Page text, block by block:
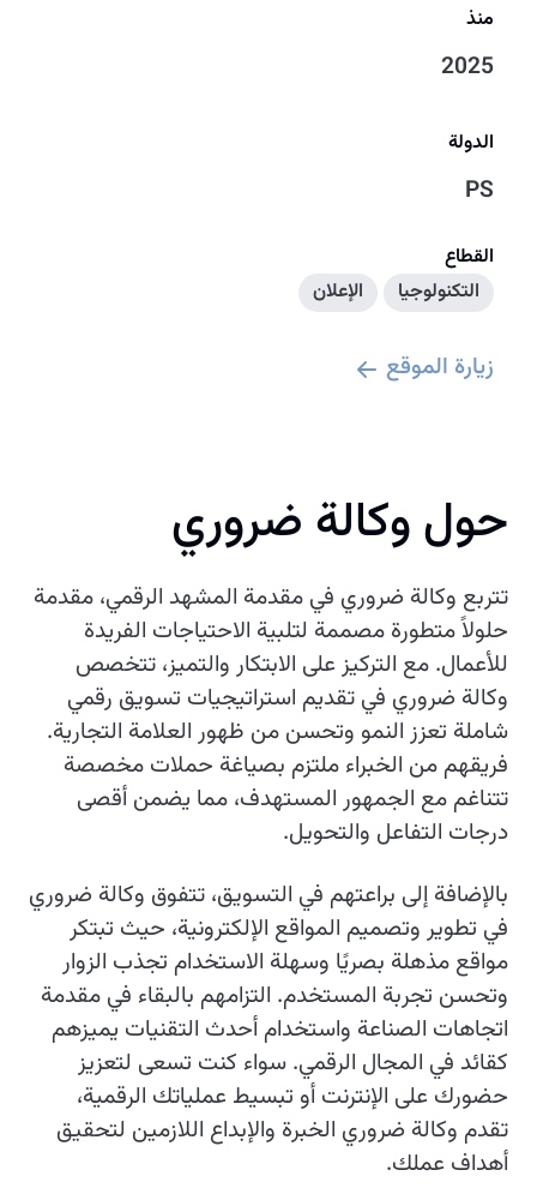
منذ
2025
الدولة
PS
القطاع
التكنولوجيا
الإعلان
زيارة الموقع
حول وكالة ضروري
تتربع وكالة ضروري في مقدمة المشهد الرقمي، مقدمة
حلولاً متطورة مصممة لتلبية الاحتياجات الفريدة
للأعمال. مع التركيز على الابتكار والتميز، تتخصص
وكالة ضروري في تقديم استراتيجيات تسويق رقمي
شاملة تعزز النمو وتحسن من ظهور العلامة التجارية.
فريقهم من الخبراء ملتزم بصياغة حملات مخصصة
تتناغم مع الجمهور المستهدف، مما يضمن أقصى
درجات التفاعل والتحويل.
بالإضافة إلى براعتهم في التسويق، تتفوق وكالة ضروري
في تطوير وتصميم المواقع الإلكترونية، حيث تبتكر
مواقع مذهلة بصريًا وسهلة الاستخدام تجذب الزوار
وتحسن تجربة المستخدم. التزامهم بالبقاء في مقدمة
اتجاهات الصناعة واستخدام أحدث التقنيات يميزهم
كقائد في المجال الرقمي. سواء كنت تسعى لتعزيز
حضورك على الإنترنت أو تبسيط عملياتك الرقمية،
تقدم وكالة ضروري الخبرة والإبداع اللازمين لتحقيق
أهداف عملك.